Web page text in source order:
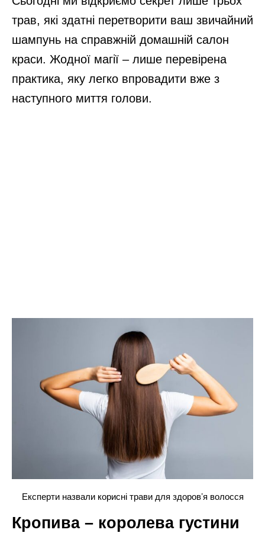
трав, які здатні перетворити ваш звичайний
шампунь на справжній домашній салон
краси. Жодної магії – лише перевірена
практика, яку легко впровадити вже з
наступного миття голови.
Експерти назвали корисні трави для здоровʼя волосся
Кропива – королева густини